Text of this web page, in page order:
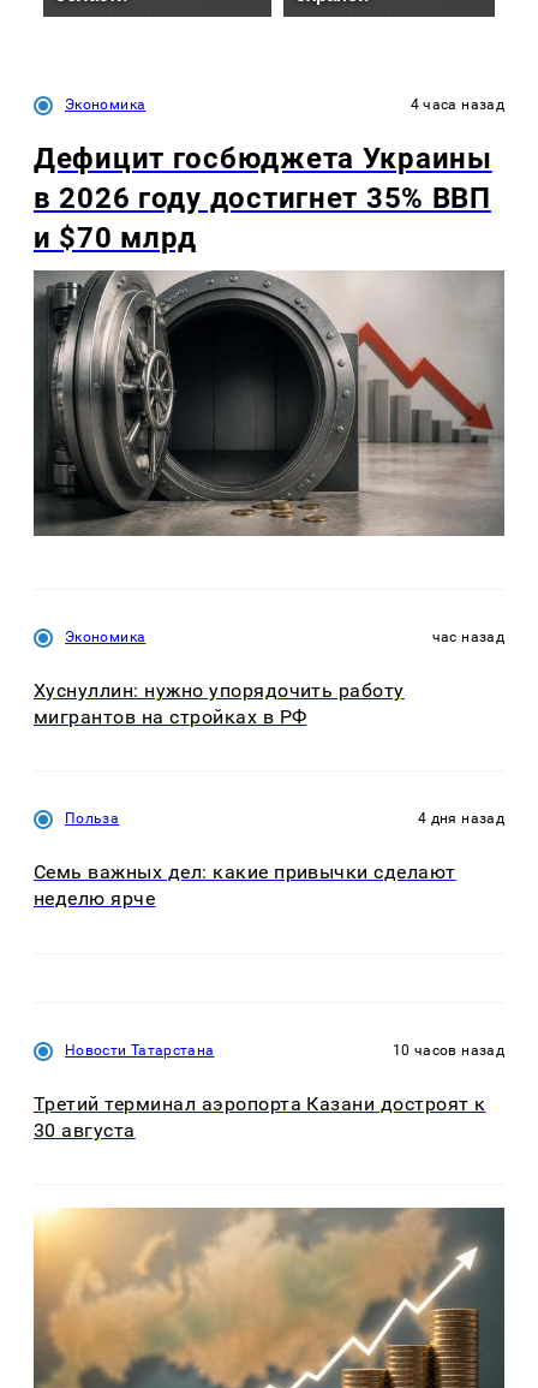
Экономика 4 часа назад
Дефицит госбюджета Украины
в 2026 году достигнет 35% ВВП
и $70 млрд
Экономика час назад
Хуснуллин: нужно упорядочить работу
мигрантов на стройках в РФ
Польза 4 дня назад
Семь важных дел: какие привычки сделают
неделю ярче
Новости Татарстана 10 часов назад
Третий терминал аэропорта Казани достроят к
30 августа